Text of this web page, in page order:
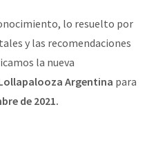
lo resuelto por
y las recomendaciones
la nueva
Argentina para
de 2021.